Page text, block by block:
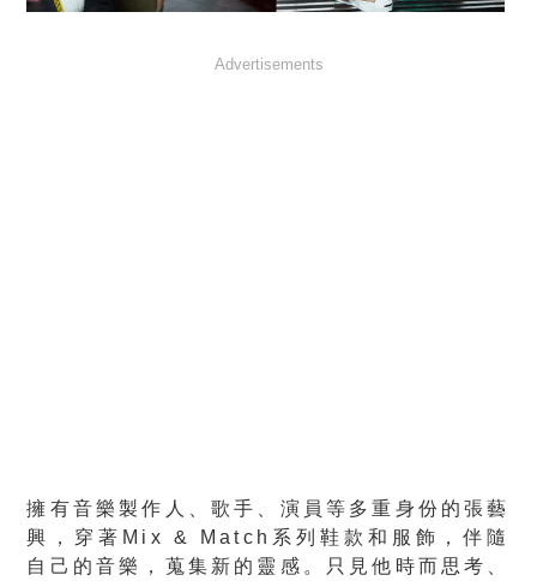
Advertisements
擁有音樂製作人、歌手、演員等多重身份的張藝
興，穿著Mix & Match系列鞋款和服飾，伴隨
自己的音樂，蒐集新的靈感。只見他時而思考、